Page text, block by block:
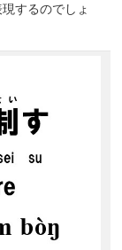
するのでしょ